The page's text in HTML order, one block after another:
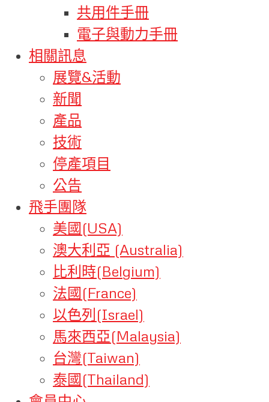
共用件手冊
電子與動力手冊
相關訊息
展覽&活動
新聞
產品
技術
停產項目
公告
飛手團隊
美國(USA)
澳大利亞 (Australia)
比利時(Belgium)
法國(France)
以色列(Israel)
馬來西亞(Malaysia)
台灣(Taiwan)
泰國(Thailand)